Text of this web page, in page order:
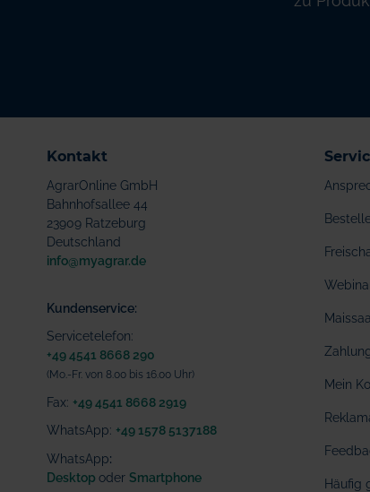
Kontakt
AgrarOnline GmbH
Bahnhofsallee 44
23909 Ratzeburg
Deutschland
info@myagrar.de
Kundenservice:
Servicetelefon:
+49 4541 8668 290
(Mo.-Fr. von 8.00 bis 16.00 Uhr)
Fax: +49 4541 8668 2919
WhatsApp: +49 1578 5137188
WhatsApp:
Desktop oder Smartphone
Mein
Häufig